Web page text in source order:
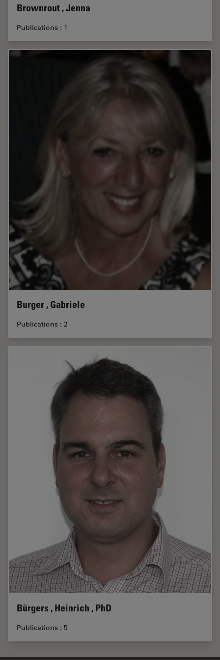
Brownrout , Jenna
Publications : 1
Burger , Gabriele
Publications : 2
Bürgers , Heinrich , PhD
Publications : 5